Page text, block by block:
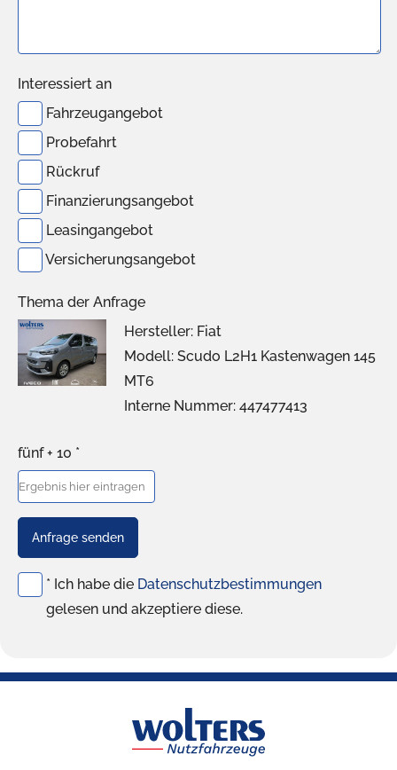
Interessiert an
Fahrzeugangebot
Probefahrt
Rückruf
Finanzierungsangebot
Leasingangebot
Versicherungsangebot
Thema der Anfrage
Hersteller: Fiat
Modell: Scudo L2H1 Kastenwagen 145
MT6
Interne Nummer: 447477413
fünf + 10 *
Anfrage senden
* Ich habe die Datenschutzbestimmungen
gelesen und akzeptiere diese.